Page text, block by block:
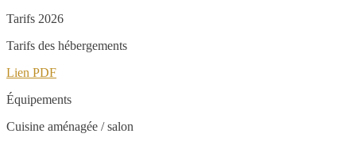
Tarifs 2026
Tarifs des hébergements
Lien PDF
Équipements
Cuisine aménagée / salon